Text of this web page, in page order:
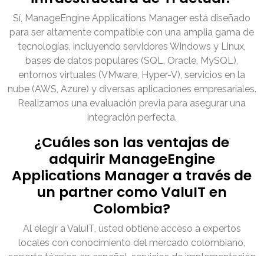
Sí, ManageEngine Applications Manager está diseñado
para ser altamente compatible con una amplia gama de
tecnologías, incluyendo servidores Windows y Linux,
bases de datos populares (SQL, Oracle, MySQL),
entornos virtuales (VMware, Hyper-V), servicios en la
nube (AWS, Azure) y diversas aplicaciones empresariales.
Realizamos una evaluación previa para asegurar una
integración perfecta.
¿Cuáles son las ventajas de
adquirir ManageEngine
Applications Manager a través de
un partner como ValuIT en
Colombia?
Al elegir a ValuIT, usted obtiene acceso a expertos
locales con conocimiento del mercado colombiano,